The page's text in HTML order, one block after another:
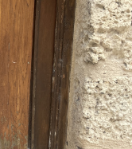
+ de critéres
+